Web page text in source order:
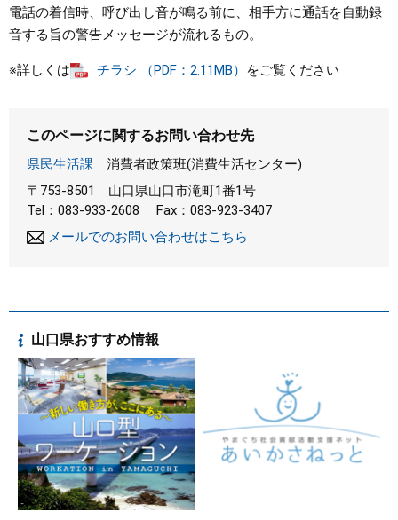
電話の着信時、呼び出し音が鳴る前に、相手方に通話を自動録
音する旨の警告メッセージが流れるもの。
※詳しくは チラシ （PDF：2.11MB） をご覧ください
このページに関するお問い合わせ先
県民生活課
消費者政策班(消費生活センター)
〒753-8501
山口県山口市滝町1番1号
Tel：083-933-2608
Fax：083-923-3407
メールでのお問い合わせはこちら
山口県おすすめ情報